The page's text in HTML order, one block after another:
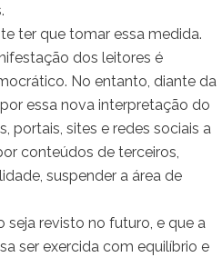
ter que tomar essa medida.
dos leitores é
No entanto, diante da
essa nova interpretação do
portais, sites e redes sociais a
conteúdos de terceiros,
suspender a área de
seja revisto no futuro, e que a
ser exercida com equilíbrio e